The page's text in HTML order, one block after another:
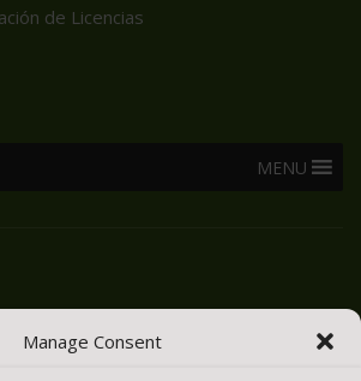
Manage Consent
de Licencias
MENU